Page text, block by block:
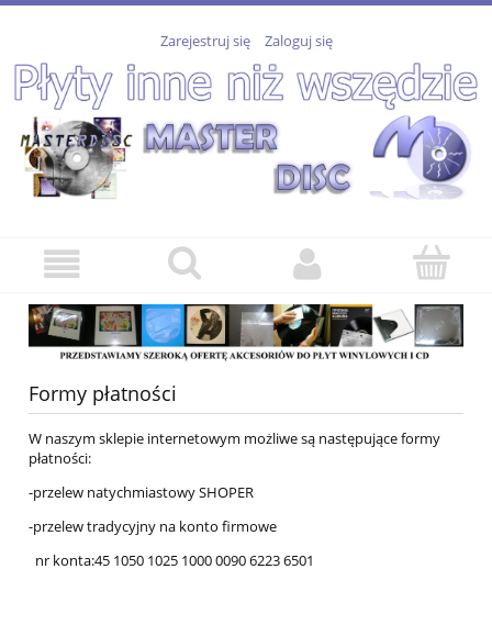
Zarejestruj się Zaloguj się
Formy płatności
W naszym sklepie internetowym możliwe są następujące formy
płatności:
-przelew natychmiastowy SHOPER
-przelew tradycyjny na konto firmowe
nr konta:45 1050 1025 1000 0090 6223 6501